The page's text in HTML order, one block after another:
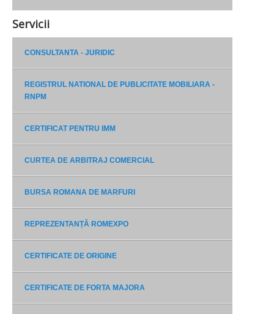
Servicii
CONSULTANTA - JURIDIC
REGISTRUL NATIONAL DE PUBLICITATE MOBILIARA -
RNPM
CERTIFICAT PENTRU IMM
CURTEA DE ARBITRAJ COMERCIAL
BURSA ROMANA DE MARFURI
REPREZENTANȚĂ ROMEXPO
CERTIFICATE DE ORIGINE
CERTIFICATE DE FORTA MAJORA